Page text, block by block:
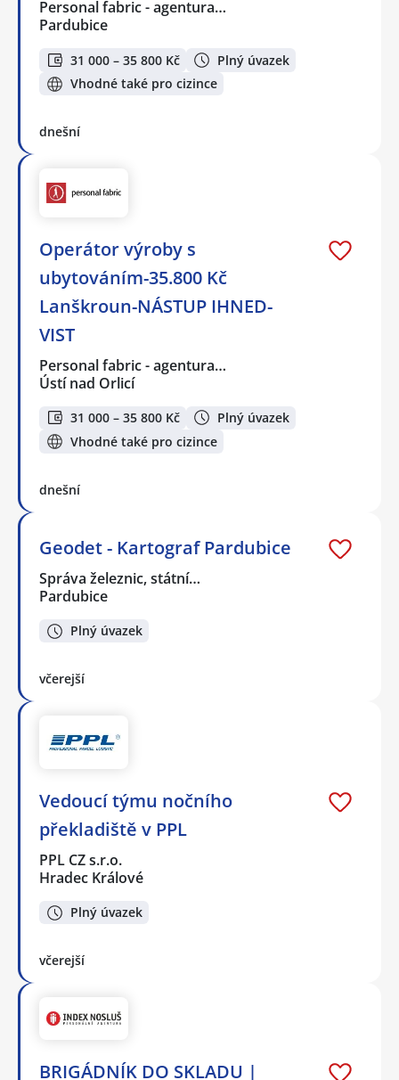
Personal fabric - agentura…
Pardubice
31 000 – 35 800 Kč
Plný úvazek
Vhodné také pro cizince
dnešní
Operátor výroby s
ubytováním-35.800 Kč
Lanškroun-NÁSTUP IHNED-
VIST
Personal fabric - agentura…
Ústí nad Orlicí
31 000 – 35 800 Kč
Plný úvazek
Vhodné také pro cizince
dnešní
Geodet - Kartograf Pardubice
Správa železnic, státní…
Pardubice
Plný úvazek
včerejší
Vedoucí týmu nočního
překladiště v PPL
PPL CZ s.r.o.
Hradec Králové
Plný úvazek
včerejší
BRIGÁDNÍK DO SKLADU |